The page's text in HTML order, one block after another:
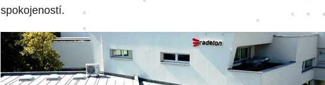
spokojeností.